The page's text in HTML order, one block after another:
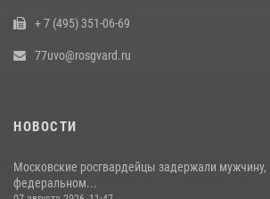
17 июля 2026, 14:00
+ 7 (495) 351-06-69
77uvo@rosgvard.ru
НОВОСТИ
Московские росгвардейцы задержали мужчину,
федеральном...